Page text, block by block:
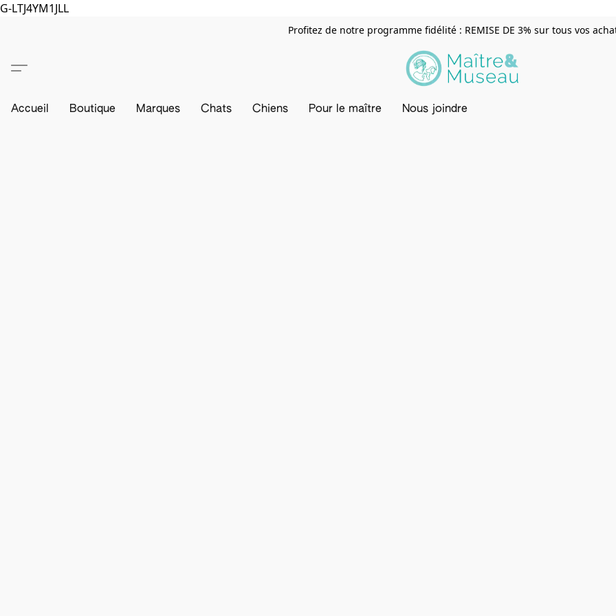
G-LTJ4YM1JLL
Profitez de notre programme fidélité : REMISE DE 3% sur tous vos
Accueil Boutique Marques Chats Chiens Pour le maître Nous joindre